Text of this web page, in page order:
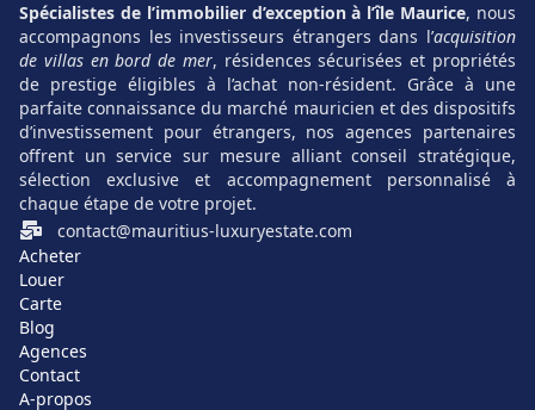
Spécialistes de l’immobilier d’exception à l’île Maurice, nous
accompagnons les investisseurs étrangers dans l’acquisition
de villas en bord de mer, résidences sécurisées et propriétés
de prestige éligibles à l’achat non-résident. Grâce à une
parfaite connaissance du marché mauricien et des dispositifs
d’investissement pour étrangers, nos agences partenaires
offrent un service sur mesure alliant conseil stratégique,
sélection exclusive et accompagnement personnalisé à
chaque étape de votre projet.
contact@mauritius-luxuryestate.com
Acheter
Louer
Carte
Blog
Agences
Contact
A-propos